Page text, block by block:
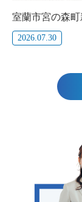
室蘭市宮の森
2026.07.30